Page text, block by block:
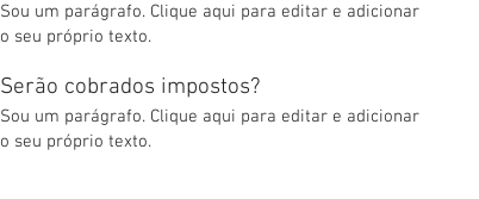
Sou um parágrafo. Clique aqui para editar e adicionar
o seu próprio texto.
Serão cobrados impostos?
Sou um parágrafo. Clique aqui para editar e adicionar
o seu próprio texto.